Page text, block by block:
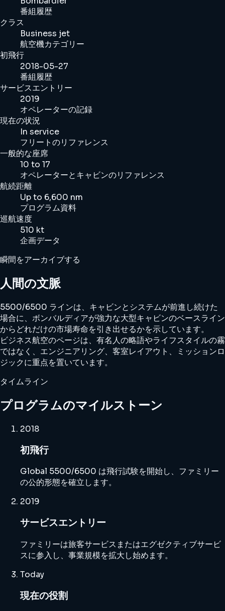
番組履歴
クラス
Business jet
航空機カテゴリー
初飛行
2018-05-27
番組履歴
サービスエントリー
2019
オペレーターの記録
現在の状況
In service
フリートのリファレンス
一般的な座席
10 to 17
オペレーターとキャビンのリファレンス
航続距離
Up to 6,600 nm
プログラム資料
巡航速度
510 kt
企画データ
瞬間をアーカイブする
人間の文脈
5500/6500 ラインは、キャビンとシステムが前進し続けた
場合に、ボンバルディアが強力な大型キャビンのベースライン
からどれだけの市場寿命を引き出せるかを示しています。
ビジネス航空のページは、有名人の略語やライフスタイルの霧
ではなく、エンジニアリング、客室レイアウト、ミッションロ
ジックに重点を置いています。
タイムライン
プログラムのマイルストーン
2018
初飛行
Global 5500/6500 は飛行試験を開始し、ファミリー
の公的形態を確立します。
2019
サービスエントリー
ファミリーは旅客サービスまたはエグゼクティブサービ
スに参入し、事業規模を拡大し始めます。
Today
現在の役割